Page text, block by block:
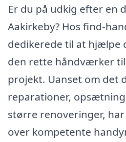
Er du på udkig efter en
Aakirkeby? Hos find-
dedikerede til at hjælpe
den rette håndværker
projekt. Uanset om det
reparationer,
større renoveringer,
over kompetente